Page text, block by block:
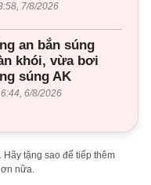
7/8/2026
an bắn súng
khói, vừa bơi
súng AK
6/8/2026
tặng sao để tiếp thêm
nữa.